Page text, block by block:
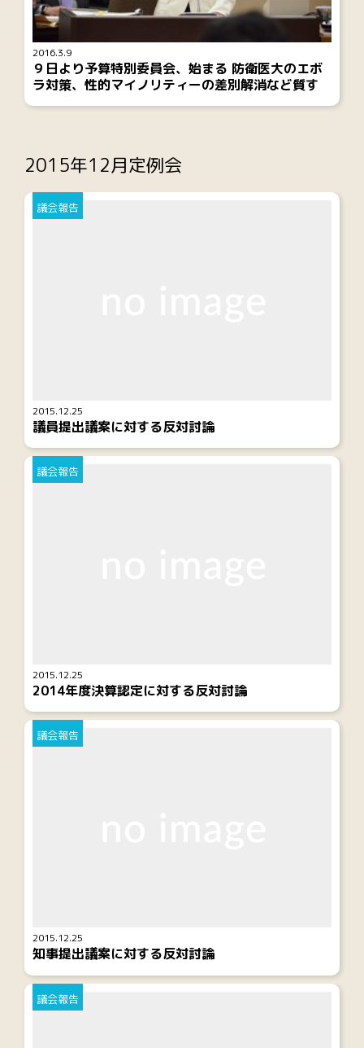
2016.3.9
９日より予算特別委員会、始まる 防衛医大のエボ
ラ対策、性的マイノリティーの差別解消など質す
2015年12月定例会
2015.12.25
議会報告
議員提出議案に対する反対討論
2015.12.25
議会報告
2014年度決算認定に対する反対討論
2015.12.25
議会報告
知事提出議案に対する反対討論
議会報告